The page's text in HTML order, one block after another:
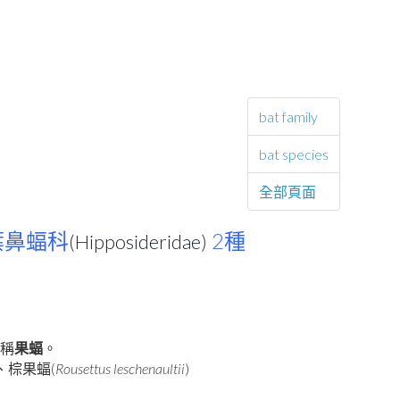
bat family
bat species
全部頁面
蝠科(Hipposideridae) 2種
果蝠 。
、棕果蝠(Rousettus leschenaultii)